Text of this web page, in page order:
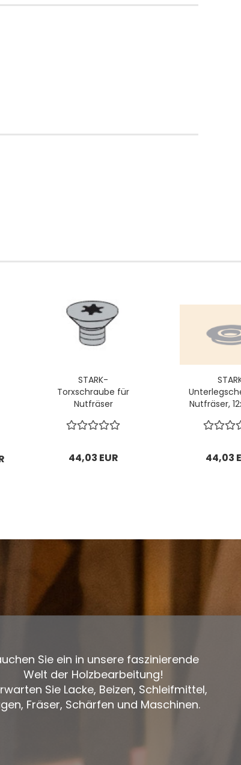
STARK-
Torxschraube für
Nutfräser
10 Stck
44,03 EUR
Nutfräser,
44,03
Sie ein in unsere faszinierende
Welt der Holzbearbeitung!
Sie Lacke, Beizen, Schleifmittel,
Fräser, Schärfen und Maschinen.